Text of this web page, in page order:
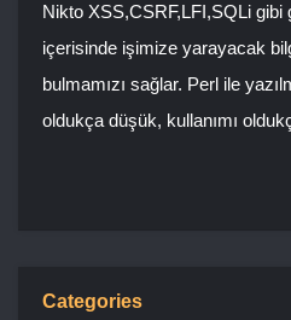
Nikto XSS,CSRF,LFI,SQLi
içerisinde işimize yarayacak
bulmamızı sağlar. Perl ile
oldukça düşük, kullanımı
Categories